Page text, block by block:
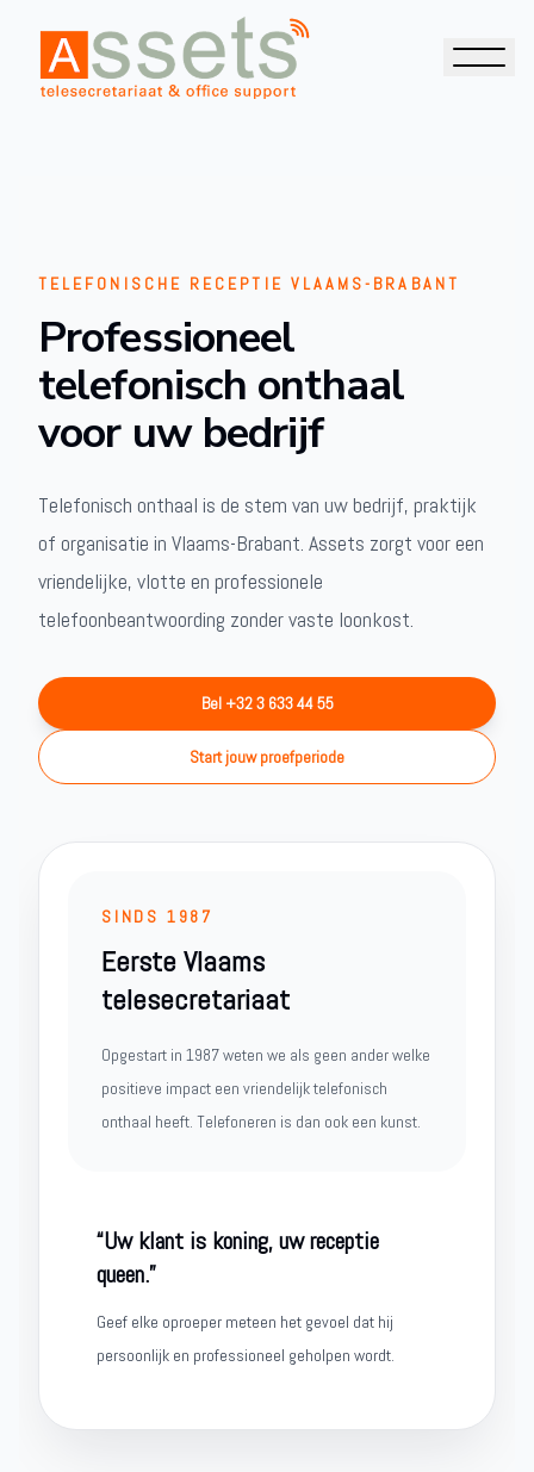
TELEFONISCHE RECEPTIE VLAAMS-BRABANT
Professioneel
telefonisch onthaal
voor uw bedrijf
Telefonisch onthaal is de stem van uw bedrijf, praktijk
of organisatie in Vlaams-Brabant. Assets zorgt voor een
vriendelijke, vlotte en professionele
telefoonbeantwoording zonder vaste loonkost.
Bel +32 3 633 44 55
Start jouw proefperiode
SINDS 1987
Eerste Vlaams
telesecretariaat
Opgestart in 1987 weten we als geen ander welke
positieve impact een vriendelijk telefonisch
onthaal heeft. Telefoneren is dan ook een kunst.
“Uw klant is koning, uw receptie
queen.”
Geef elke oproeper meteen het gevoel dat hij
persoonlijk en professioneel geholpen wordt.